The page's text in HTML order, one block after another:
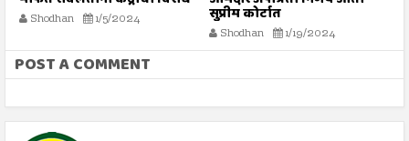
Shodhan 1/5/2024 सुप्रीम कोर्टात
Shodhan 1/19/2024
POST A COMMENT